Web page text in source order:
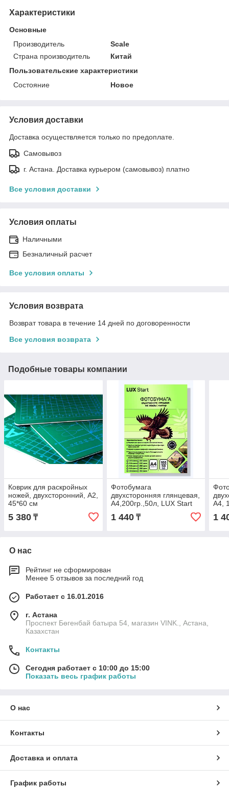
Характеристики
Основные
Производитель
Scale
Страна производитель
Китай
Пользовательские характеристики
Состояние
Новое
Условия доставки
Доставка осуществляется только по предоплате.
Самовывоз
г. Астана. Доставка курьером (самовывоз) платно
Все условия доставки
Условия оплаты
Наличными
Безналичный расчет
Все условия оплаты
Условия возврата
Возврат товара в течение 14 дней по договоренности
Все условия возврата
Подобные товары компании
Коврик для раскройных
ножей, двухсторонний, А2,
45*60 см
5 380 ₸
Фотобумага
двухсторонняя глянцевая,
A4,200гр.,50л, LUX Start
1 440₸
A4,
1
О нас
Рейтинг не сформирован
Менее 5 отзывов за последний год
Работает с 16.01.2016
г. Астана
Проспект Бөгенбай батыра 54, магазин VINK., Астана,
Казахстан
Контакты
Сегодня работает с 10:00 до 15:00
Показать весь график работы
О нас
Контакты
Доставка и оплата
График работы